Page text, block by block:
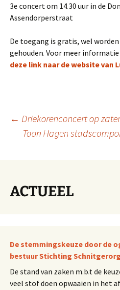
3e concert om 14.30 uur in de
Assendorperstraat
De toegang is gratis, wel
gehouden. Voor meer
deze link naar de website van
← Driekorenconcert op
Toon Hagen
ACTUEEL
De stemmingskeuze door de
bestuur Stichting
De stand van zaken m.b.t de
veel stof doen opwaaien in het